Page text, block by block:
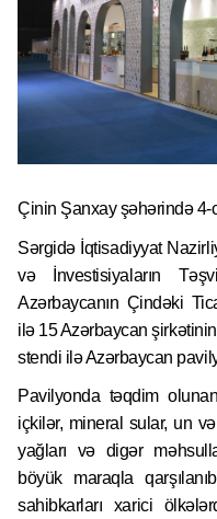
Çinin Şanxay şəhərində
Sərgidə İqtisadiyyat
və İnvestisiyaların
Azərbaycanın Çindəki
ilə 15 Azərbaycan
stendi ilə Azərbaycan
Pavilyonda təqdim
içkilər, mineral sular, un
yağları və digər
böyük maraqla
sahibkarları xarici